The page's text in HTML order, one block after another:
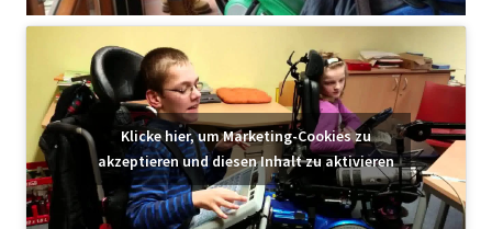
Klicke hier, um Marketing-Cookies zu
akzeptieren und diesen Inhalt zu aktivieren